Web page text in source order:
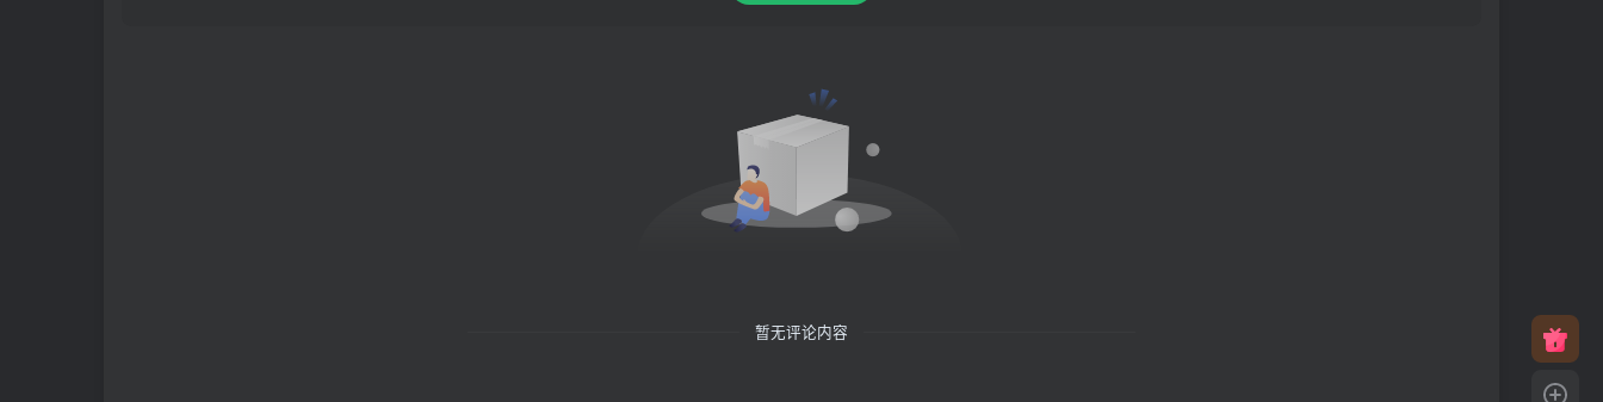
暂无评论内容